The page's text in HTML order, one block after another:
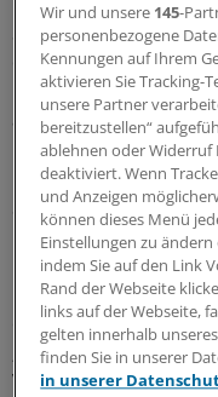
Soweit die harte
der GMK
Bundesministerin
angekündigt,
Länder, die ich
Schlüssel für die
Die offenbar
erprobt werden wie
„Dann werden wir
Versorgung haben“,
Wir und unsere 145-
personenbezogene
Kennungen auf Ihrem
aktivieren Sie Tracking-
unsere Partner
bereitzustellen“
ablehnen oder Widerruf
deaktiviert. Wenn
und Anzeigen
können dieses Menü
Einstellungen zu
indem Sie auf den Link
Rand der Webseite
links auf der Webseite,
gelten innerhalb
finden Sie in unserer
in unserer